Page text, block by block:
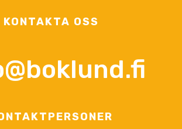
KONTAKTA OSS